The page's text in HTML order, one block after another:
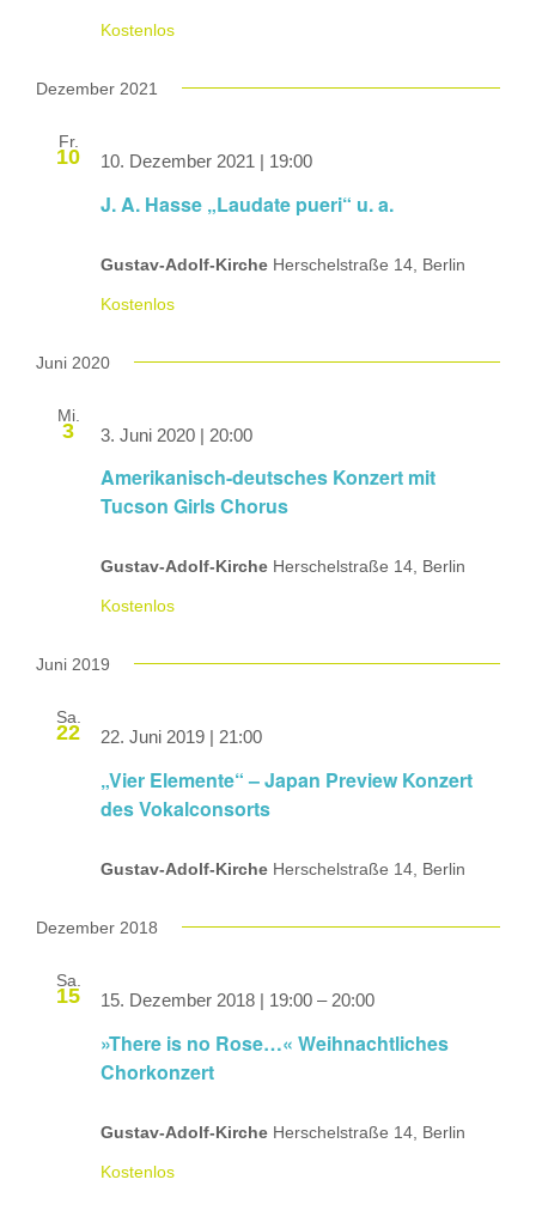
Kostenlos
Dezember 2021
Fr.
10
J. A. Hasse „Laudate pueri“ u. a.
10. Dezember 2021 | 19:00
Gustav-Adolf-Kirche Herschelstraße 14, Berlin
Kostenlos
Juni 2020
Mi.
3
Amerikanisch-deutsches Konzert mit
Tucson Girls Chorus
3. Juni 2020 | 20:00
Gustav-Adolf-Kirche Herschelstraße 14, Berlin
Kostenlos
Juni 2019
Sa.
22
„Vier Elemente“ – Japan Preview Konzert
des Vokalconsorts
22. Juni 2019 | 21:00
Gustav-Adolf-Kirche Herschelstraße 14, Berlin
Dezember 2018
Sa.
15
»There is no Rose…« Weihnachtliches
Chorkonzert
15. Dezember 2018 | 19:00 – 20:00
Gustav-Adolf-Kirche Herschelstraße 14, Berlin
Kostenlos